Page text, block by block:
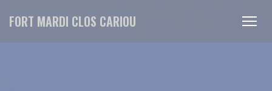
FORT MARDI CLOS CARIOU